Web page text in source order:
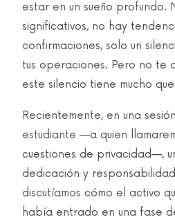
estar en un sueño profundo.
significativos, no hay
confirmaciones, solo un
tus operaciones. Pero no te
este silencio tiene mucho
Recientemente, en una
estudiante —a quien
cuestiones de privacidad—,
dedicación y
discutíamos cómo el activo
había entrado en una fase